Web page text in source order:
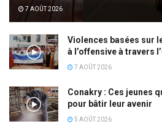
7 AOÛT 2026
Violences basées sur
à l’offensive à travers
7 AOÛT 2026
Conakry : Ces jeunes
pour bâtir leur avenir
5 AOÛT 2026